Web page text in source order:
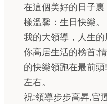
在這個美好的日子
樣溫馨：生日快樂。
我的大領導，人生
你高居生活的榜首;
的快樂領跑在最前
左右。
祝:領導步步高昇,官